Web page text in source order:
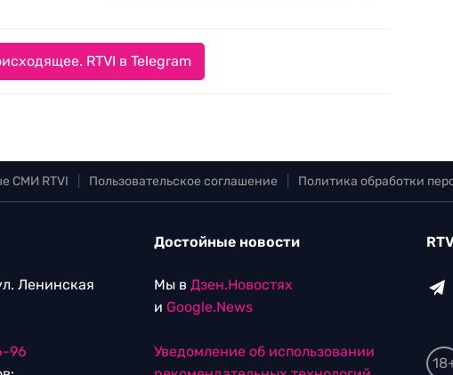
RTVI в Telegram
СМИ RTVI Пользовательское соглашение Политика обработки
Ленинская
96
Достойные новости
Мы в Дзен.Новостях
и Google.News
Уведомление об использовании